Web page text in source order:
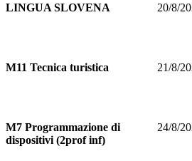
LINGUA SLOVENA
20/8/
M11 Tecnica turistica 21/8/
M7 Programmazione di
dispositivi (2prof inf)
24/8/